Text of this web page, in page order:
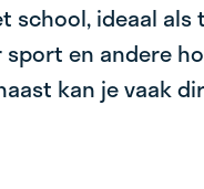
school, ideaal als
en andere
kan je vaak